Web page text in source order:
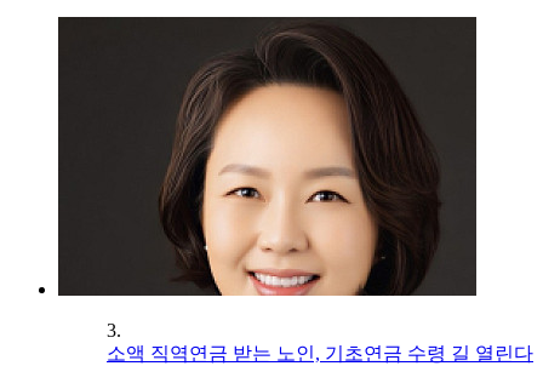
3.
소액 직역연금 받는 노인, 기초연금 수령 길 열린다